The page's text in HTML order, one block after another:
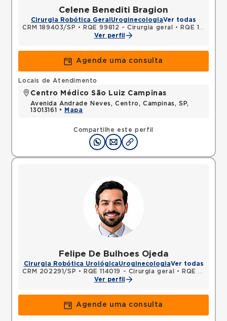
Celene Benediti Bragion
Cirurgia Robótica Geral UroginecologiaVer todas
CRM 189403/SP • RQE 99812 - Cirurgia geral •
RQE 109653 - Urologia
Ver perfil
Agende uma consulta
Compartilhe este perfil
Locais de Atendimento
Centro Médico São Luiz Campinas
Avenida Andrade Neves, Centro, Campinas, SP,
13013161 •
Mapa
Felipe De Bulhoes Ojeda
Cirurgia Robótica UrológicaUroginecologiaVer todas
CRM 202291/SP • RQE 114019 - Cirurgia geral •
RQE 146538 - Urologia
Ver perfil
Agende uma consulta